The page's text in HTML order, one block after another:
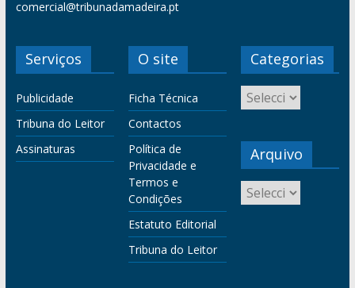
comercial@tribunadamadeira.pt
Serviços
Publicidade
Tribuna do Leitor
Assinaturas
O site
Ficha Técnica
Contactos
Política de
Privacidade e
Termos e
Condições
Estatuto Editorial
Tribuna do Leitor
Categorias
Arquivo